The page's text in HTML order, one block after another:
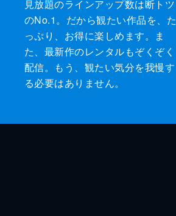
見放題のラインアップ数は断トツ
のNo.1。だから観たい作品を、た
っぷり、お得に楽しめます。ま
た、最新作のレンタルもぞくぞく
配信。もう、観たい気分を我慢す
る必要はありません。